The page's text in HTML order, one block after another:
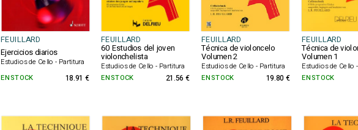
FEUILLARD FEUILLARD FEUILLARD FEUILLARD
Ejercicios diarios
Estudios de Cello - Partitura
60 Estudios del joven
violonchelista
Estudios de Cello - Partitura
Técnica de violoncelo
Volumen 2
Estudios de Cello - Partitura
Técnica de
Volumen 1
Estudios de Cello
EN STOCK 18.91 € EN STOCK 21.56 € EN STOCK 19.80 € EN STOCK